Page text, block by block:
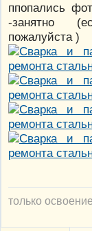
ппопались
-занятно
пожалуйста )
только